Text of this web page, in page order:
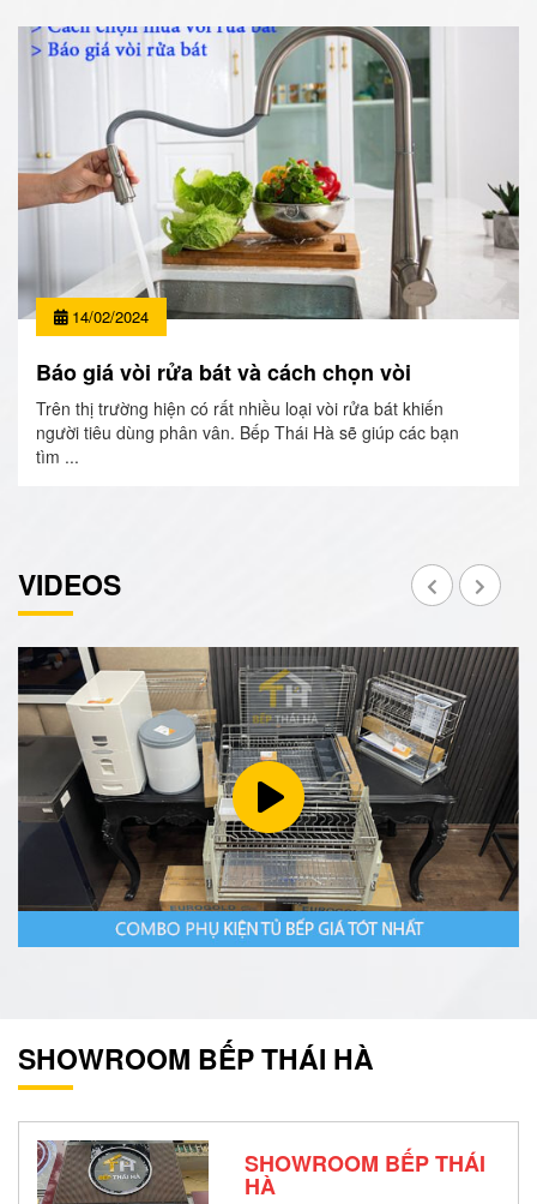
14/02/2024
Báo giá vòi rửa bát và cách chọn vòi
Trên thị trường hiện có rất nhiều loại vòi rửa bát khiến
người tiêu dùng phân vân. Bếp Thái Hà sẽ giúp các bạn
tìm ...
VIDEOS
SHOWROOM BẾP THÁI HÀ
SHOWROOM BẾP THÁI
HÀ